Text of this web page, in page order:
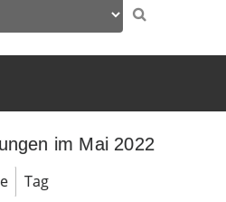
im Mai 2022
Tag